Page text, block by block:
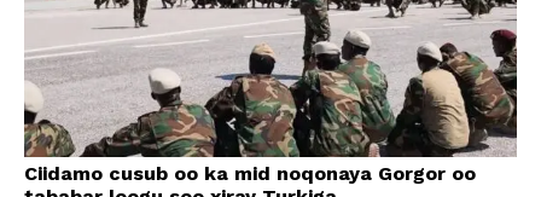
Ciidamo cusub oo ka mid noqonaya Gorgor oo